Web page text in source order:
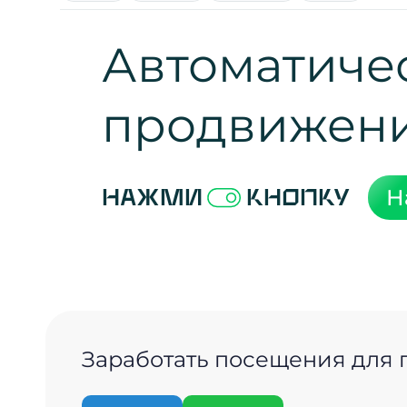
Нажми кнопку
Заработать посещения